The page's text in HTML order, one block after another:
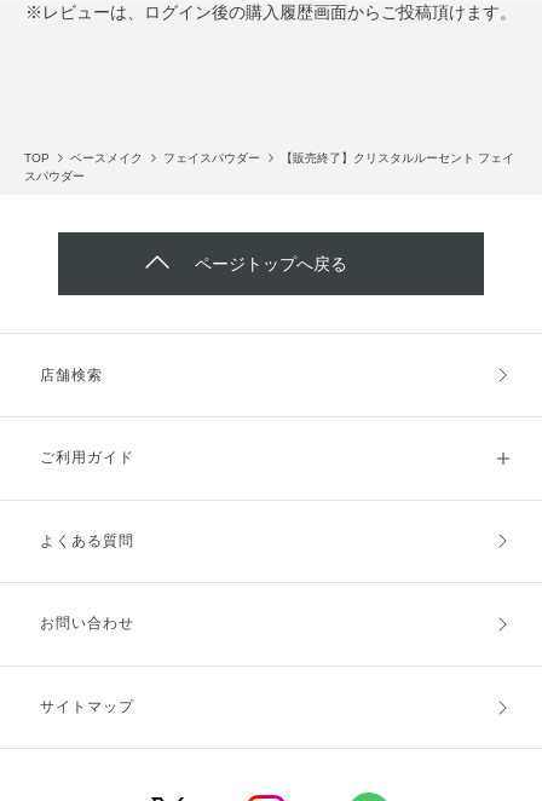
※レビューは、ログイン後の購入履歴画面からご投稿頂けます。
TOP ベースメイク フェイスパウダー
【販売終了】クリスタルルーセント フェイ
スパウダー
ページトップへ戻る
店舗検索
ご利用ガイド
ご利用ガイドトップ
お支払方法
キャンセル・返品・交換
よくある質問
お問い合わせ
サイトマップ